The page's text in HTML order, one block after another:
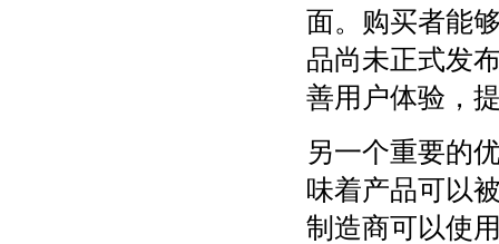
面。购买者能
品尚未正式发
善用户体验，
另一个重要的
味着产品可以
制造商可以使